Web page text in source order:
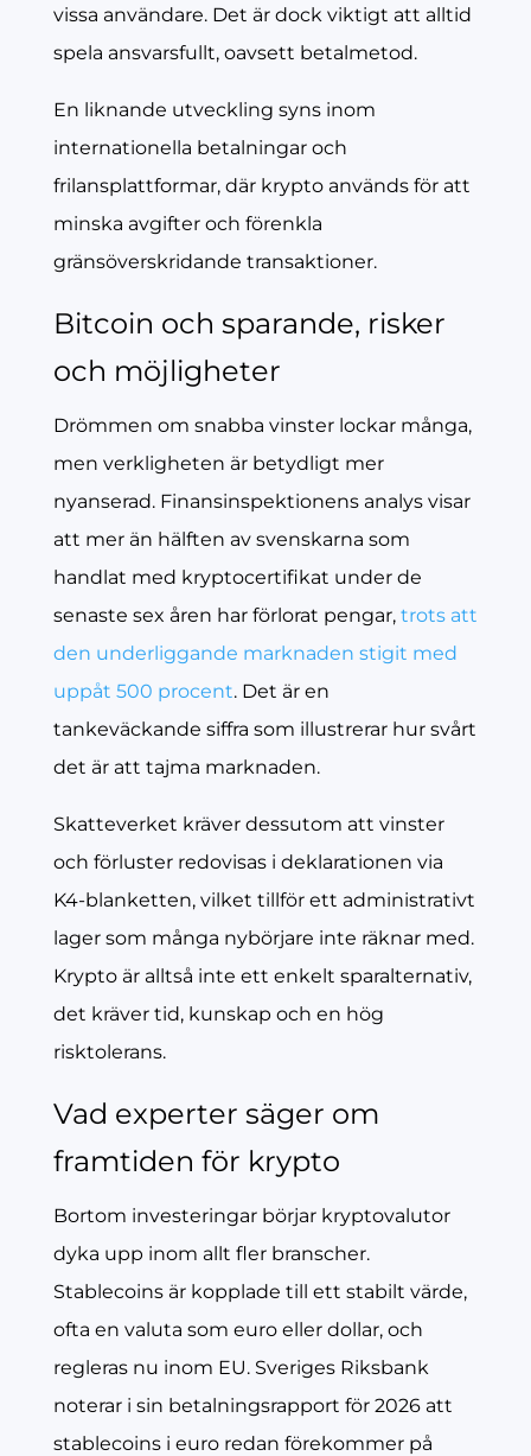
vissa användare. Det är dock viktigt att alltid
spela ansvarsfullt, oavsett betalmetod.
En liknande utveckling syns inom
internationella betalningar och
frilansplattformar, där krypto används för att
minska avgifter och förenkla
gränsöverskridande transaktioner.
Bitcoin och sparande, risker
och möjligheter
Drömmen om snabba vinster lockar många,
men verkligheten är betydligt mer
nyanserad. Finansinspektionens analys visar
att mer än hälften av svenskarna som
handlat med kryptocertifikat under de
senaste sex åren har förlorat pengar, trots att
den underliggande marknaden stigit med
uppåt 500 procent. Det är en
tankeväckande siffra som illustrerar hur svårt
det är att tajma marknaden.
Skatteverket kräver dessutom att vinster
och förluster redovisas i deklarationen via
K4-blanketten, vilket tillför ett administrativt
lager som många nybörjare inte räknar med.
Krypto är alltså inte ett enkelt sparalternativ,
det kräver tid, kunskap och en hög
risktolerans.
Vad experter säger om
framtiden för krypto
Bortom investeringar börjar kryptovalutor
dyka upp inom allt fler branscher.
Stablecoins är kopplade till ett stabilt värde,
ofta en valuta som euro eller dollar, och
regleras nu inom EU. Sveriges Riksbank
noterar i sin betalningsrapport för 2026 att
stablecoins i euro redan förekommer på